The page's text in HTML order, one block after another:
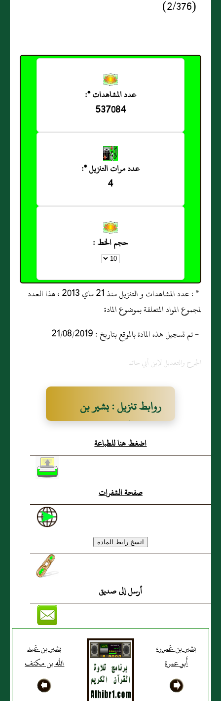
(2/376)
عدد المشاهدات *:
537084
عدد مرات التنزيل *:
4
حجم الخط :
* : عدد المشاهدات و التنزيل منذ 21 ماي 2013 ، هذا العدد
لمجموع المواد المتعلقة بموضوع المادة
- تم تسجيل هذه المادة بالموقع بتاريخ : 21/08/2019
الجرح والتعديل لإبن أبي حاتم
روابط تنزيل : بشير بن
عقربة الجُهني، الفلسطيني،
أَبو اليمان
اضغط هنا للطباعة
صفحة الشفرات
أرسل إلى صديق
بشير بن عَمرو،
أَبو عمرة
بشير بن عَبد
الله بن مكنف
بن محيصة
الأَنصاري